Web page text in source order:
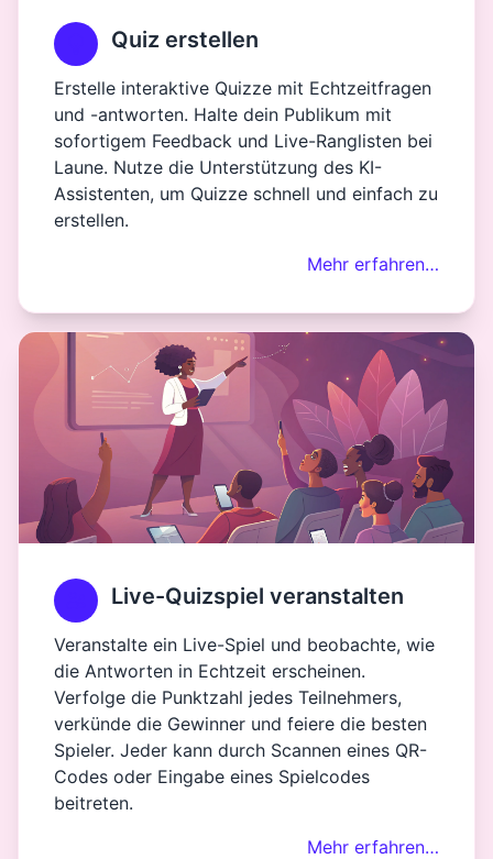
Quiz erstellen
Erstelle interaktive Quizze mit Echtzeitfragen
und -antworten. Halte dein Publikum mit
sofortigem Feedback und Live-Ranglisten bei
Laune. Nutze die Unterstützung des KI-
Assistenten, um Quizze schnell und einfach zu
erstellen.
Mehr erfahren…
Live-Quizspiel veranstalten
Veranstalte ein Live-Spiel und beobachte, wie
die Antworten in Echtzeit erscheinen.
Verfolge die Punktzahl jedes Teilnehmers,
verkünde die Gewinner und feiere die besten
Spieler. Jeder kann durch Scannen eines QR-
Codes oder Eingabe eines Spielcodes
beitreten.
Mehr erfahren…